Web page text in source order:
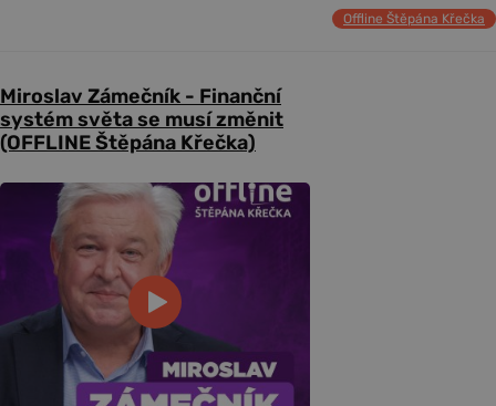
Offline Štěpána Křečka
Miroslav Zámečník - Finanční
systém světa se musí změnit
(OFFLINE Štěpána Křečka)